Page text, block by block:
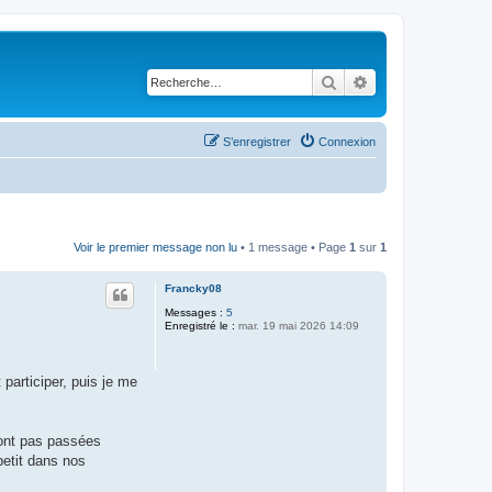
Rechercher
Connexion
S’enregistrer
Voir le premier message non lu • 1 message • Page 1 sur 1
Francky08
Messages : 5
Enregistré le : mar. 19 mai 2026 14:09
participer, puis je me
pas passées
dans nos